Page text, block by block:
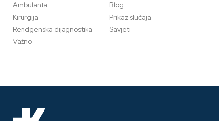
Ambulanta
Blog
Kirurgija
Prikaz slučaja
Rendgenska dijagnostika
Savjeti
Važno